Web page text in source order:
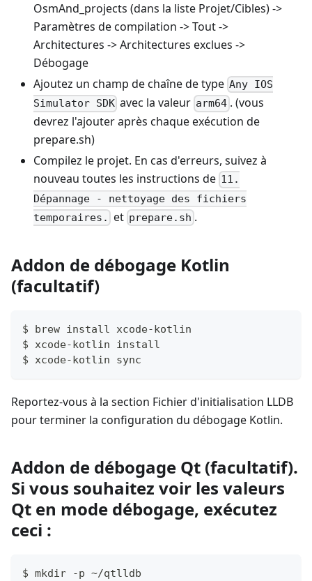
OsmAnd_projects (dans la liste Projet/Cibles) ->
Paramètres de compilation -> Tout ->
Architectures -> Architectures exclues ->
Débogage
Ajoutez un champ de chaîne de type Any IOS
Simulator SDK avec la valeur arm64. (vous
devrez l'ajouter après chaque exécution de
prepare.sh)
Compilez le projet. En cas d'erreurs, suivez à
nouveau toutes les instructions de 11.
Dépannage - nettoyage des fichiers
temporaires. et prepare.sh .
Addon de débogage Kotlin
(facultatif)
$ brew install xcode-kotlin
$ xcode-kotlin install
$ xcode-kotlin sync
Reportez-vous à la section Fichier d'initialisation LLDB
pour terminer la configuration du débogage Kotlin.
Addon de débogage Qt (facultatif).
Si vous souhaitez voir les valeurs
Qt en mode débogage, exécutez
ceci :
$ mkdir -p ~/qtlldb